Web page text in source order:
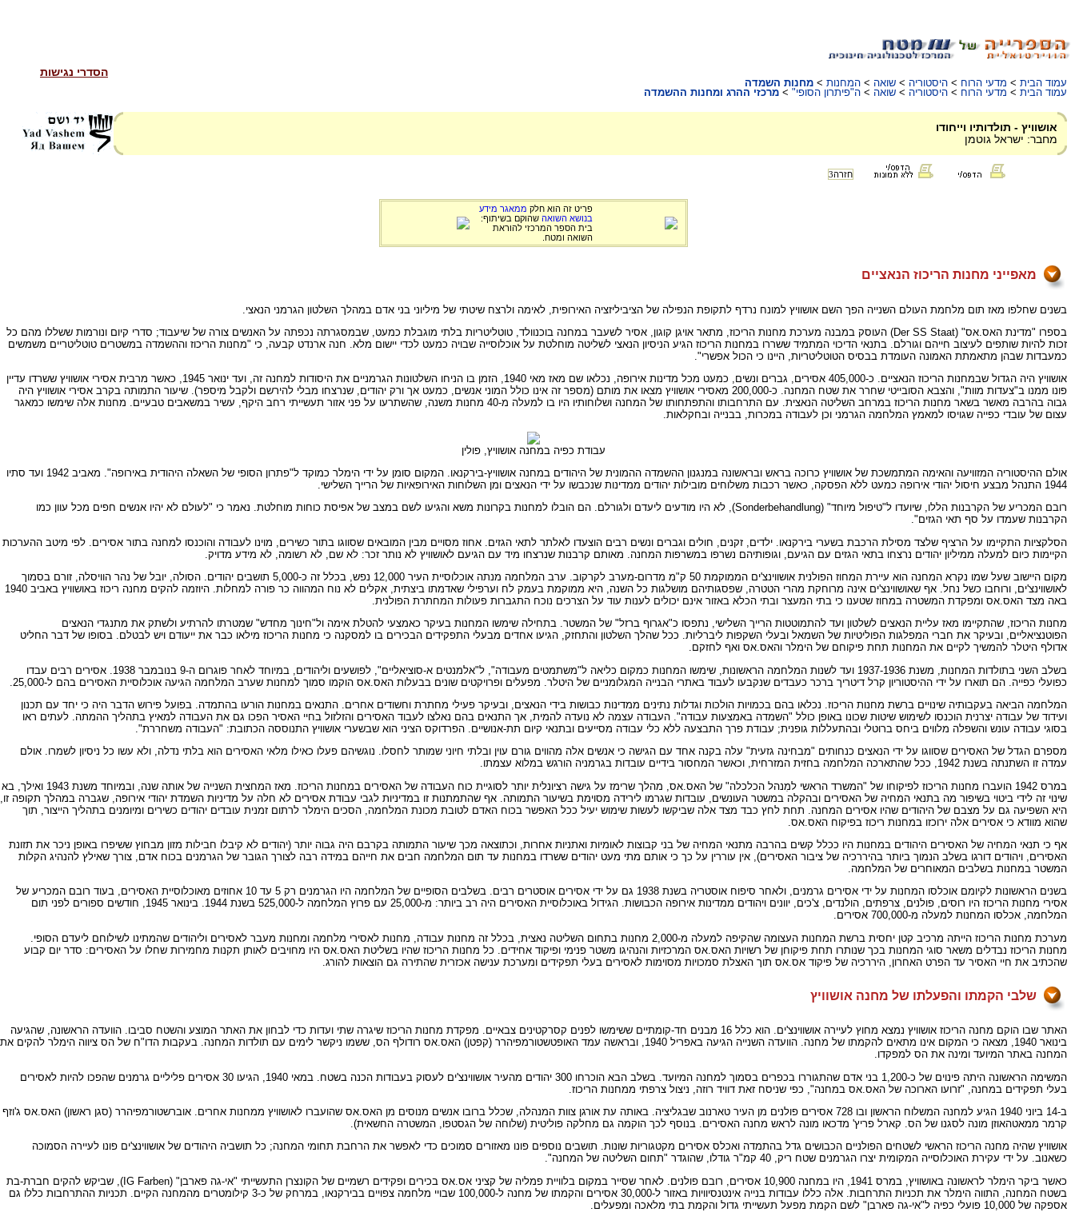
הסדרי נגישות
עמוד הבית > מדעי הרוח > היסטוריה > שואה > המחנות > מחנות השמדה
עמוד הבית > מדעי הרוח > היסטוריה > שואה > ה"פיתרון הסופי" > מרכזי ההרג ומחנות ההשמדה
אושוויץ - תולדותיו וייחודו
מחבר: ישראל גוטמן
חזרה3
פריט זה הוא חלק ממאגר מידע
בנושא השואה שהוקם בשיתוף:
בית הספר המרכזי להוראת
השואה ומטח.
מאפייני מחנות הריכוז הנאציים
בשנים שחלפו מאז תום מלחמת העולם השנייה הפך השם אושוויץ למונח נרדף לתקופת הנפילה של הציביליזציה האירופית, לאימה ולרצח שיטתי של מיליוני בני אדם במהלך השלטון הגרמני הנאצי.
בספרו "מדינת האס.אס" (Der SS Staat) העוסק במבנה מערכת מחנות הריכוז, מתאר אויגן קוגון, אסיר לשעבר במחנה בוכנוולד, טוטליטריות בלתי מוגבלת כמעט, שבמסגרתה נכפתה על האנשים צורה של שיעבוד; סדרי קיום ונורמות ששללו מהם כל
זכות להיות שותפים לעיצוב חייהם וגורלם. בתנאי הדיכוי המתמיד ששררו במחנות הריכוז הגיע הניסיון הנאצי לשליטה מוחלטת על אוכלוסייה שבויה כמעט לכדי יישום מלא. חנה ארנדט קבעה, כי "מחנות הריכוז וההשמדה במשטרים טוטליטריים משמשים
כמעבדות שבהן מתאמתת האמונה העומדת בבסיס הטוטליטריות, היינו כי הכול אפשרי".
אושוויץ היה הגדול שבמחנות הריכוז הנאציים. כ-405,000 אסירים, גברים ונשים, כמעט מכל מדינות אירופה, נכלאו שם מאז מאי 1940, הזמן בו הניחו השלטונות הגרמניים את היסודות למחנה זה, ועד ינואר 1945, כאשר מרבית אסירי אושוויץ ששרדו עדיין
פונו ממנו ב"צעדות מוות", והצבא הסובייטי שחרר את שטח המחנה. כ-200,000 מאסירי אושוויץ מצאו את מותם (מספר זה אינו כולל המוני אנשים, כמעט אך ורק יהודים, שנרצחו מבלי להירשם ולקבל מיספר). שיעור התמותה בקרב אסירי אושוויץ היה
גבוה בהרבה מאשר בשאר מחנות הריכוז במרחב השליטה הנאצית. עם התרחבותו והתפתחותו של המחנה ושלוחותיו היו בו למעלה מ-40 מחנות משנה, שהשתרעו על פני אזור תעשייתי רחב היקף, עשיר במשאבים טבעיים. מחנות אלה שימשו כמאגר
עצום של עובדי כפייה שגויסו למאמץ המלחמה הגרמני וכן לעבודה במכרות, בבנייה ובחקלאות.
עבודת כפיה במחנה אושוויץ, פולין
אולם ההיסטוריה המזוויעה והאימה המתמשכת של אושוויץ כרוכה בראש ובראשונה במנגנון ההשמדה ההמונית של היהודים במחנה אושוויץ-בירקנאו. המקום סומן על ידי הימלר כמוקד ל"פתרון הסופי של השאלה היהודית באירופה". מאביב 1942 ועד סתיו
1944 התנהל מבצע חיסול יהודי אירופה כמעט ללא הפסקה, כאשר רכבות משלוחים מובילות יהודים ממדינות שנכבשו על ידי הנאצים ומן השלוחות האירופאיות של הרייך השלישי.
רובם המכריע של הקרבנות הללו, שיועדו ל"טיפול מיוחד" (Sonderbehandlung), לא היו מודעים ליעדם ולגורלם. הם הובלו למחנות בקרונות משא והגיעו לשם במצב של אפיסת כוחות מוחלטת. נאמר כי "לעולם לא יהיו אנשים חפים מכל עוון כמו
הקרבנות שעמדו על סף תאי הגזים".
הסלקציות התקיימו על הרציף שלצד מסילת הרכבת בשערי בירקנאו. ילדים, זקנים, חולים וגברים ונשים רבים הוצעדו לאלתר לתאי הגזים. אחוז מסויים מבין המובאים שסווגו בתור כשירים, מוינו לעבודה והוכנסו למחנה בתור אסירים. לפי מיטב ההערכות
הקיימות כיום למעלה ממיליון יהודים נרצחו בתאי הגזים עם הגיעם, וגופותיהם נשרפו במשרפות המחנה. מאותם קרבנות שנרצחו מיד עם הגיעם לאושוויץ לא נותר זכר: לא שם, לא רשומה, לא מידע מדויק.
מקום היישוב שעל שמו נקרא המחנה הוא עיירת המחוז הפולנית אושווינצ'ים הממוקמת 50 ק"מ מדרום-מערב לקרקוב. ערב המלחמה מנתה אוכלוסיית העיר 12,000 נפש, בכלל זה כ-5,000 תושבים יהודים. הסולה, יובל של נהר הוויסלה, זורם בסמוך
לאושווינצ'ים, ורוחבו כשל נחל. אף שאושווינצ'ים אינה מרוחקת מהרי הטטרה, שפסגותיהם מושלגות כל השנה, היא ממוקמת בעמק לח וערפילי שאדמתו ביצתית, אקלים לא נוח המהווה כר פורה למחלות. היוזמה להקים מחנה ריכוז באושוויץ באביב 1940
באה מצד האס.אס ומפקדת המשטרה במחוז שטענו כי בתי המעצר ובתי הכלא באזור אינם יכולים לענות עוד על הצרכים נוכח התגברות פעולות המחתרת הפולנית.
מחנות הריכוז, שהתקיימו מאז עליית הנאצים לשלטון ועד להתמוטטות הרייך השלישי, נתפסו כ"אגרוף ברזל" של המשטר. בתחילה שימשו המחנות בעיקר כאמצעי להטלת אימה ול"חינוך מחדש" שמטרתו להרתיע ולשתק את מתנגדי הנאצים
הפוטנציאליים, ובעיקר את חברי המפלגות הפוליטיות של השמאל ובעלי השקפות ליברליות. ככל שהלך השלטון והתחזק, הגיעו אחדים מבעלי התפקידים הבכירים בו למסקנה כי מחנות הריכוז מילאו כבר את ייעודם ויש לבטלם. בסופו של דבר החליט
אדולף היטלר להמשיך לקיים את המחנות תחת פיקוחם של הימלר והאס.אס ואף לחזקם.
בשלב השני בתולדות המחנות, משנת 1937-1936 ועד לשנות המלחמה הראשונות, שימשו המחנות כמקום כליאה ל"משתמטים מעבודה", ל"אלמנטים א-סוציאליים", לפושעים וליהודים, במיוחד לאחר פוגרום ה-9 בנובמבר 1938. אסירים רבים עבדו
כפועלי כפייה. הם תוארו על ידי ההיסטוריון קרל דיטריך ברכר כעבדים שנקבעו לעבוד באתרי הבנייה המגלומניים של היטלר. מפעלים ופרויקטים שונים בבעלות האס.אס הוקמו סמוך למחנות שערב המלחמה הגיעה אוכלוסיית האסירים בהם ל-25,000.
המלחמה הביאה בעקבותיה שינויים ברשת מחנות הריכוז. נכלאו בהם בכמויות הולכות וגדלות נתינים ממדינות כבושות בידי הנאצים, ובעיקר פעילי מחתרת וחשודים אחרים. התנאים במחנות הורעו בהתמדה. בפועל פירוש הדבר היה כי יחד עם תכנון
ועידוד של עבודה יצרנית הוכנסו לשימוש שיטות שכונו באופן כולל "השמדה באמצעות עבודה". העבודה עצמה לא נועדה להמית, אך התנאים בהם נאלצו לעבוד האסירים והזלזול בחיי האסיר הפכו גם את העבודה למאיץ בתהליך ההמתה. לעתים ראו
בסוגי עבודה עונש והשפלה מלווים ביחס ברוטלי ובהתעללות גופנית; עבודת פרך התבצעה ללא כלי עבודה מסייעים ובתנאי קיום תת-אנושיים. הפרדוקס הציני הוא שבשערי אושוויץ התנוססה הכתובת: "העבודה משחררת".
מספרם הגדל של האסירים שסווגו על ידי הנאצים כנחותים "מבחינה גזעית" עלה בקנה אחד עם הגישה כי אנשים אלה מהווים גורם עוין ובלתי חיוני שמותר לחסלו. נוגשיהם פעלו כאילו מלאי האסירים הוא בלתי נדלה, ולא עשו כל ניסיון לשמרו. אולם
עמדה זו השתנתה בשנת 1942, ככל שהתארכה המלחמה בחזית המזרחית, וכאשר המחסור בידיים עובדות בגרמניה הורגש במלוא עצמתו.
במרס 1942 הועברו מחנות הריכוז לפיקוחו של "המשרד הראשי למִנהל הכלכלה" של האס.אס, מהלך שרימז על גישה רציונלית יותר לסוגיית כוח העבודה של האסירים במחנות הריכוז. מאז המחצית השנייה של אותה שנה, ובמיוחד משנת 1943 ואילך, בא
שינוי זה לידי ביטוי בשיפור מה בתנאי המחיה של האסירים ובהקלה במשטר העונשים, עובדות שגרמו לירידה מסוימת בשיעור התמותה. אף שהתמתנות זו במדיניות לגבי עבודת אסירים לא חלה על מדיניות השמדת יהודי אירופה, שגברה במהלך תקופה זו,
היא השפיעה גם על מצבם של היהודים שהיו אסירים המחנה. תחת לחץ כבד מצד אלה שביקשו לעשות שימוש יעיל ככל האפשר בכוח האדם לטובת מכונת המלחמה, הסכים הימלר לרתום זמנית עובדים יהודים כשירים ומיומנים בתהליך הייצור, תוך
שהוא מוודא כי אסירים אלה ירוכזו במחנות ריכוז בפיקוח האס.אס.
אף כי תנאי המחיה של האסירים היהודים במחנות היו ככלל קשים בהרבה מתנאי המחיה של בני קבוצות לאומיות ואתניות אחרות, וכתוצאה מכך שיעור התמותה בקרבם היה גבוה יותר (יהודים לא קיבלו חבילות מזון מבחוץ ששיפרו באופן ניכר את תזונת
האסירים, ויהודים דורגו בשלב הנמוך ביותר בהיררכיה של ציבור האסירים), אין עוררין על כך כי אותם מתי מעט יהודים ששרדו במחנות עד תום המלחמה חבים את חייהם במידה רבה לצורך הגובר של הגרמנים בכוח אדם, צורך שאילץ להנהיג הקלות
המשטר במחנות בשלבים המאוחרים של המלחמה.
בשנים הראשונות לקיומם אוכלסו המחנות על ידי אסירים גרמנים, ולאחר סיפוח אוסטריה בשנת 1938 גם על ידי אסירים אוסטרים רבים. בשלבים הסופיים של המלחמה היו הגרמנים רק 5 עד 10 אחוזים מאוכלוסיית האסירים, בעוד רובם המכריע של
אסירי מחנות הריכוז היו רוסים, פולנים, צרפתים, הולנדים, צ'כים, יוונים ויהודים ממדינות אירופה הכבושות. הגידול באוכלוסיית האסירים היה רב ביותר: מ-25,000 עם פרוץ המלחמה ל-525,000 בשנת 1944. בינואר 1945, חודשים ספורים לפני תום
המלחמה, אכלסו המחנות למעלה מ-700,000 אסירים.
מערכת מחנות הריכוז הייתה מרכיב קטן יחסית ברשת המחנות העצומה שהקיפה למעלה מ-2,000 מחנות בתחום השליטה נאצית, בכלל זה מחנות עבודה, מחנות לאסירי מלחמה ומחנות מעבר לאסירים וליהודים שהמתינו לשילוחם ליעדם הסופי.
מחנות הריכוז נבדלים משאר סוגי המחנות בכך שנותרו תחת פיקוחן של רשויות האס.אס המרכזיות והנהיגו משטר פנימי ופיקוד אחידים. כל מחנות הריכוז שהיו בשליטת האס.אס היו מחויבים לאותן תקנות מחמירות שחלו על האסירים: סדר יום קבוע
שהכתיב את חיי האסיר עד הפרט האחרון, היררכיה של פיקוד אס.אס תוך האצלת סמכויות מסוימות לאסירים בעלי תפקידים ומערכת ענישה אכזרית שהתירה גם הוצאות להורג.
שלבי הקמתו והפעלתו של מחנה אושוויץ
האתר שבו הוקם מחנה הריכוז אושוויץ נמצא מחוץ לעיירה אושווינצ'ים. הוא כלל 16 מבנים חד-קומתיים ששימשו לפנים קסרקטינים צבאיים. מפקדת מחנות הריכוז שיגרה שתי ועדות כדי לבחון את האתר המוצע והשטח סביבו. הוועדה הראשונה, שהגיעה
בינואר 1940, מצאה כי המקום אינו מתאים להקמתו של מחנה. הוועדה השנייה הגיעה באפריל 1940, ובראשה עמד האופטשטורמפיהרר (קפטן) האס.אס רודולף הס, ששמו ניקשר לימים עם תולדות המחנה. בעקבות הדו"ח של הס ציווה הימלר להקים את
המחנה באתר המיועד ומינה את הס למפקדו.
המשימה הראשונה היתה פינוים של כ-1,200 בני אדם שהתגוררו בכפרים בסמוך למחנה המיועד. בשלב הבא הוכרחו 300 יהודים מהעיר אושווינצ'ים לעסוק בעבודות הכנה בשטח. במאי 1940, הגיעו 30 אסירים פליליים גרמנים שהפכו להיות לאסירים
בעלי תפקידים במחנה, "זרועו הארוכה של האס.אס במחנה", כפי שניסח זאת דוויד רוזה, ניצול צרפתי ממחנות הריכוז.
ב-14 ביוני 1940 הגיע למחנה המשלוח הראשון ובו 728 אסירים פולנים מן העיר טארנוב שבגליציה. באותה עת אורגן צוות המנהלה, שכלל ברובו אנשים מנוסים מן האס.אס שהועברו לאושוויץ ממחנות אחרים. אוברשטורמפיהרר (סגן ראשון) האס.אס ג'וזף
קרמר ממאטהאוזן מונה לסגנו של הס. קארל פריץ' מדכאו מונה לראש מחנה האסירים. בנוסף לכך הוקמה גם מחלקה פוליטית (שלוחה של הגסטפו, המשטרה החשאית).
אושוויץ שהיה מחנה הריכוז הראשי לשטחים הפולניים הכבושים גדל בהתמדה ואכלס אסירים מקטגוריות שונות. תושבים נוספים פונו מאזורים סמוכים כדי לאפשר את הרחבת תחומי המחנה; כל תושביה היהודים של אושווינצ'ים פונו לעיירה הסמוכה
כשאנוב. על ידי עקירת האוכלוסייה המקומית יצרו הגרמנים שטח ריק, 40 קמ"ר גודלו, שהוגדר "תחום השליטה של המחנה".
כאשר ביקר הימלר לראשונה באושוויץ, במרס 1941, היו במחנה 10,900 אסירים, רובם פולנים. לאחר שסייר במקום בלוויית פמליה של קציני אס.אס בכירים ופקידים רשמיים של הקונצרן התעשייתי "אי-גה פארבן" (IG Farben), שביקש להקים חברת-בת
בשטח המחנה, התווה הימלר את תכניות התרחבות. אלה כללו עבודות בנייה אינטנסיוויות באזור ל-30,000 אסירים והקמתו של מחנה ל-100,000 שבויי מלחמה צפויים בבירקנאו, במרחק של כ-3 קילומטרים מהמחנה הקיים. תכניות ההתרחבות כללו גם
אספקה של 10,000 פועלי כפיה ל"אי-גה פארבן" לשם הקמת מפעל תעשייתי גדול והקמת בתי מלאכה ומפעלים.